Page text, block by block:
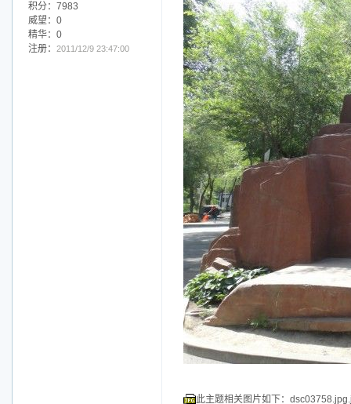
积分：7983
威望：0
精华：0
注册： 2011/12/9 23:47:00
此主题相关图片如下：